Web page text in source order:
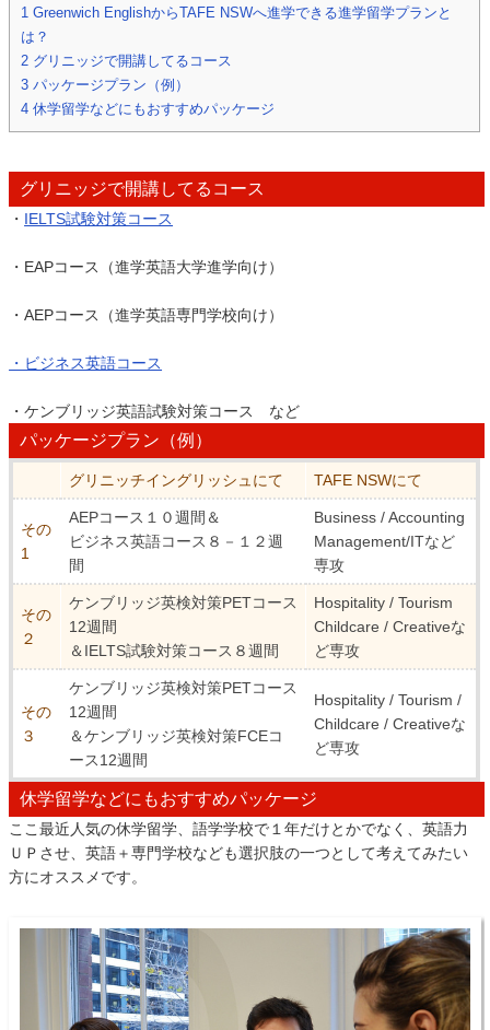
1 Greenwich EnglishからTAFE NSWへ進学できる進学留学プランと
は？
2 グリニッジで開講してるコース
3 パッケージプラン（例）
4 休学留学などにもおすすめパッケージ
グリニッジで開講してるコース
・ IELTS試験対策コース
・EAPコース（進学英語大学進学向け）
・AEPコース（進学英語専門学校向け）
・ビジネス英語コース
・ケンブリッジ英語試験対策コース など
パッケージプラン（例）
グリニッチイングリッシュにて TAFE NSWにて
その
1
AEPコース１０週間＆
ビジネス英語コース８－１２週
間
Business / Accounting
Management/ITなど
専攻
その
２
ケンブリッジ英検対策PETコース
12週間
＆IELTS試験対策コース８週間
Hospitality / Tourism
Childcare / Creativeな
ど専攻
その
３
ケンブリッジ英検対策PETコース
12週間
＆ケンブリッジ英検対策FCEコ
ース12週間
Hospitality / Tourism /
Childcare / Creativeな
ど専攻
休学留学などにもおすすめパッケージ
ここ最近人気の休学留学、語学学校で１年だけとかでなく、英語力
ＵＰさせ、英語＋専門学校なども選択肢の一つとして考えてみたい
方にオススメです。